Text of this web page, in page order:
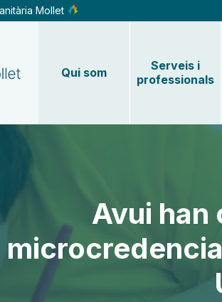
Mollet
Qui som
Serveis i
professionals
Avui han